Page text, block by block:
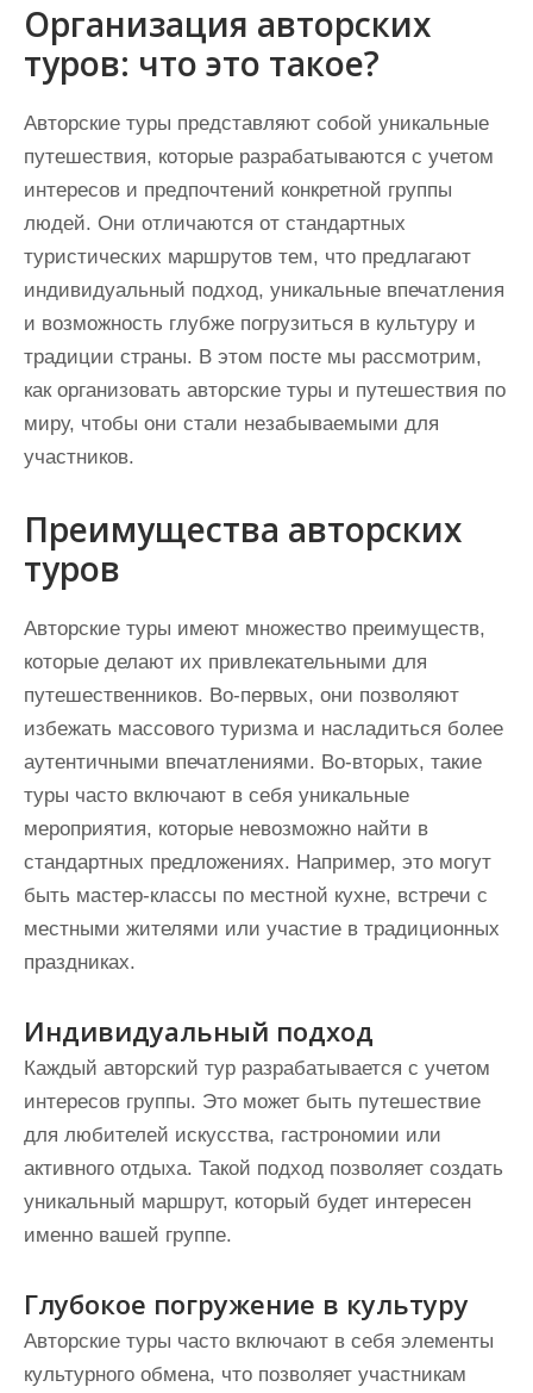
Организация авторских
туров: что это такое?
Авторские туры представляют собой уникальные
путешествия, которые разрабатываются с учетом
интересов и предпочтений конкретной группы
людей. Они отличаются от стандартных
туристических маршрутов тем, что предлагают
индивидуальный подход, уникальные впечатления
и возможность глубже погрузиться в культуру и
традиции страны. В этом посте мы рассмотрим,
как организовать авторские туры и путешествия по
миру, чтобы они стали незабываемыми для
участников.
Преимущества авторских
туров
Авторские туры имеют множество преимуществ,
которые делают их привлекательными для
путешественников. Во-первых, они позволяют
избежать массового туризма и насладиться более
аутентичными впечатлениями. Во-вторых, такие
туры часто включают в себя уникальные
мероприятия, которые невозможно найти в
стандартных предложениях. Например, это могут
быть мастер-классы по местной кухне, встречи с
местными жителями или участие в традиционных
праздниках.
Индивидуальный подход
Каждый авторский тур разрабатывается с учетом
интересов группы. Это может быть путешествие
для любителей искусства, гастрономии или
активного отдыха. Такой подход позволяет создать
уникальный маршрут, который будет интересен
именно вашей группе.
Глубокое погружение в культуру
Авторские туры часто включают в себя элементы
культурного обмена, что позволяет участникам